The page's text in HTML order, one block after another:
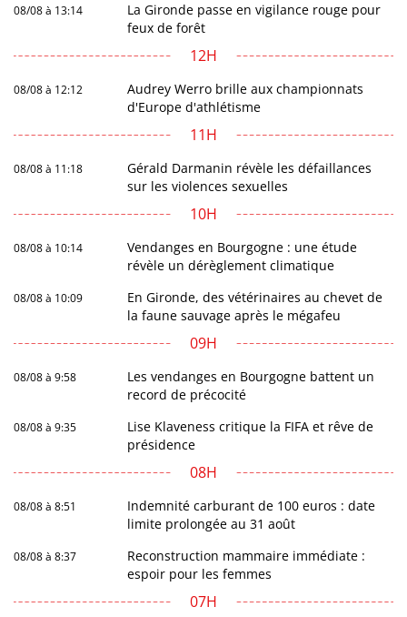
08/08 à 13:14
La Gironde passe en vigilance rouge pour
feux de forêt
12H
08/08 à 12:12
Audrey Werro brille aux championnats
d'Europe d'athlétisme
11H
08/08 à 11:18
Gérald Darmanin révèle les défaillances
sur les violences sexuelles
10H
08/08 à 10:14
Vendanges en Bourgogne : une étude
révèle un dérèglement climatique
08/08 à 10:09
En Gironde, des vétérinaires au chevet de
la faune sauvage après le mégafeu
09H
08/08 à 9:58
Les vendanges en Bourgogne battent un
record de précocité
08/08 à 9:35
Lise Klaveness critique la FIFA et rêve de
présidence
08H
08/08 à 8:51
Indemnité carburant de 100 euros : date
limite prolongée au 31 août
08/08 à 8:37
Reconstruction mammaire immédiate :
espoir pour les femmes
07H